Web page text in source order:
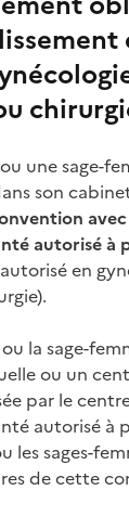
une sage-
son
autorisé à
en
la sage-
ou un
par le
autorisé à
les sages-
de cette